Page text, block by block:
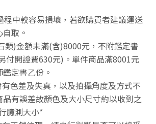
中較容易損壞，若欲購買者建議運送
取。
類)金額未滿(含)8000元，不附鑑定書
付開證費630元)。單件商品滿8001元
定書乙份。
色差及失真，以及拍攝角度及方式不
有誤差故顏色及大小尺寸約以收到之
臆測大小*